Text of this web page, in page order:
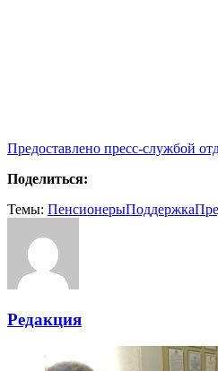
Предоставлено пресс-службой
Поделиться:
Темы: ПенсионерыПоддержка
Редакция